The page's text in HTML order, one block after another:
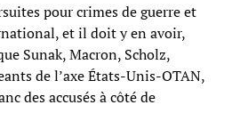
pour crimes de guerre et
et il doit y en avoir,
Sunak, Macron, Scholz,
de l’axe États-Unis-OTAN,
des accusés à côté de